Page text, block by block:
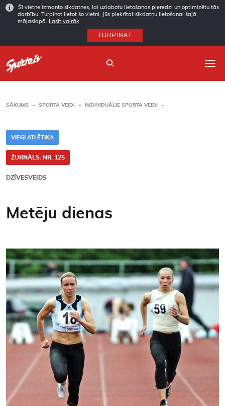
Šī vietne izmanto sīkdatnes, lai uzlabotu lietošanas pieredzi un optimizētu tās
darbību. Turpinot lietot šo vietni, Jūs piekrītat sīkdatņu lietošanai šajā
mājaslapā.
Lasīt vairāk
TURPINĀT
Abonēšana
SĀKUMS SPORTA VEIDI INDIVIDUĀLIE SPORTA VEIDI
VIEGLATLĒTIKA
ŽURNĀLS: NR. 125
DZĪVESVEIDS
Metēju dienas